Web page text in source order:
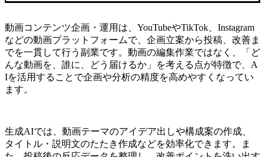
動画コンテンツ企画・運用は、YouTubeやTikTok、Instagram
などの動画プラットフォームで、企画立案から投稿、改善ま
でを一貫して行う副業です。動画の編集作業ではなく、「ど
んな動画を、誰に、どう届けるか」を考える点が特徴で、A
Iを活用することで企画や分析の精度を高めやすくなってい
ます。
生成AIでは、動画テーマのアイデア出しや構成案の作成、
タイトル・説明文のたたき作成などを効率化できます。ま